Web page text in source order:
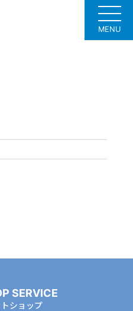
MENU
SERVICE
ショップ